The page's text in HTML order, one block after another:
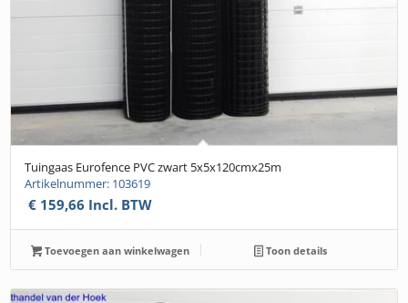
Tuingaas Eurofence PVC zwart 5x5x120cmx25m
Artikelnummer: 103619
€ 159,66 Incl. BTW
Toevoegen aan winkelwagen Toon details